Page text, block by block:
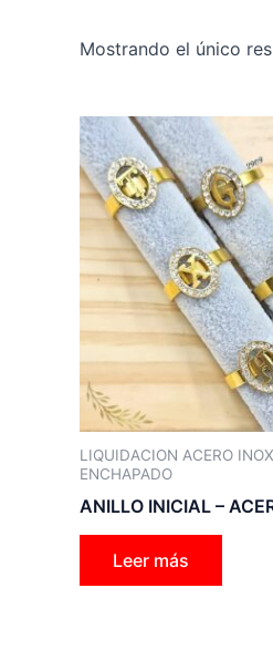
Mostrando el único
LIQUIDACION ACERO
ENCHAPADO
ANILLO INICIAL –
Leer más